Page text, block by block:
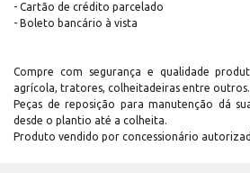
- Cartão de crédito parcelado
- Boleto bancário à vista
Compre com segurança e qualidade
agrícola, tratores, colheitadeiras entre outros.
Peças de reposição para manutenção dá
desde o plantio até a colheita.
Produto vendido por concessionário